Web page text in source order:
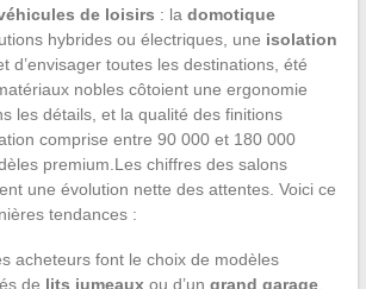
de loisirs : la domotique
hybrides ou électriques, une isolation
d’envisager toutes les destinations, été
nobles côtoient une ergonomie
les détails, et la qualité des finitions
comprise entre 90 000 et 180 000
premium.Les chiffres des salons
une évolution nette des attentes. Voici ce
tendances :
acheteurs font le choix de modèles
de lits jumeauxou d’un grand garage,